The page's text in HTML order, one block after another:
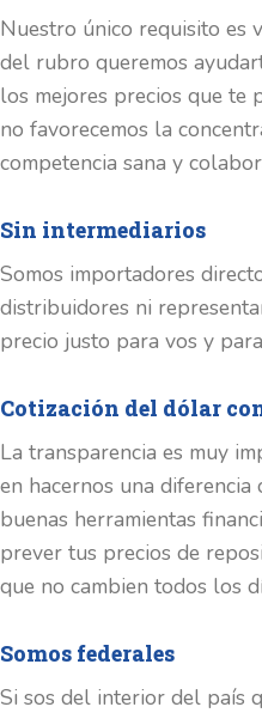
Nuestro único requisito es
del rubro queremos
los mejores precios que te
no favorecemos la
competencia sana y
Sin intermediarios
Somos importadores
distribuidores ni
precio justo para vos y
Cotización del dólar
La transparencia es muy
en hacernos una
buenas herramientas
prever tus precios de
que no cambien todos los
Somos federales
Si sos del interior del país